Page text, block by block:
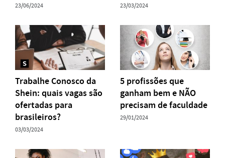
23/06/2024 23/03/2024
Trabalhe Conosco da
Shein: quais vagas são
ofertadas para
brasileiros?
03/03/2024
5 profissões que
ganham bem e NÃO
precisam de faculdade
29/01/2024